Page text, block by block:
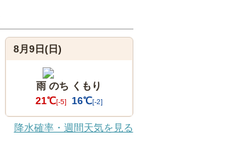
8月9日(日)
雨 のち くもり
21℃[-5] 16℃[-2]
降水確率・週間天気を見る